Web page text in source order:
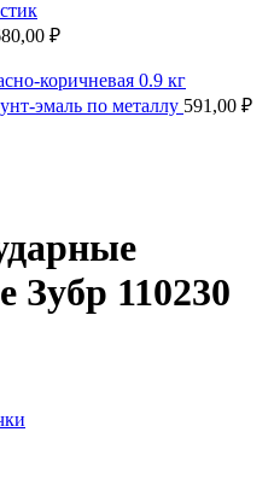
₽
эмаль по металлу 591,00 ₽
Зубр 110230